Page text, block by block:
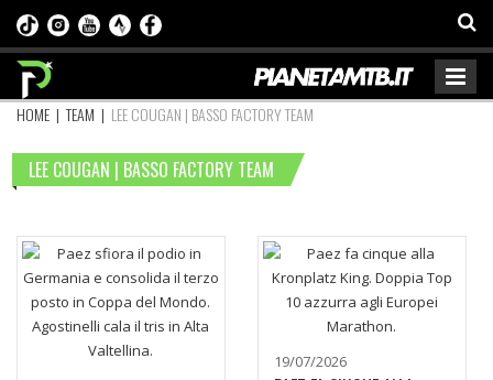
HOME |TEAM | LEE COUGAN | BASSO FACTORY TEAM
LEE COUGAN | BASSO FACTORY TEAM
19/07/2026